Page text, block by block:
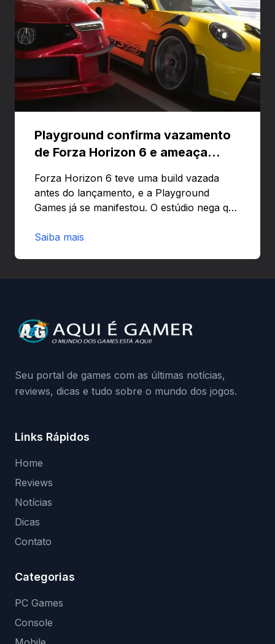
Playground confirma vazamento
de Forza Horizon 6 e ameaça
Forza Horizon 6 teve uma build vazada
antes do lançamento, e a Playground
Games já se manifestou. O estúdio nega que
preload e avisa que quem usar versões não
da Playground: negação do preload,
medidas contra acessos não autorizados
Saiba mais
Seu portal de games com as últimas notícias,
reviews, dicas e tudo sobre o mundo dos jogos.
Links Rápidos
Home
Reviews
Notícias
Dicas
Contato
Categorias
PC Games
Console